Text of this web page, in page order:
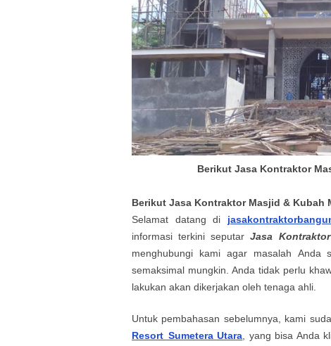
Berikut Jasa Kontraktor
Berikut Jasa Kontraktor Masjid & Kubah
Selamat datangdi
informasi terkini seputarJasa Kontraktor
menghubungi kami agar masalah Anda
semaksimal mungkin. Anda tidak perlu
lakukan akan dikerjakan oleh tenaga ahli.
Untuk pembahasan sebelumnya, kami
Resort Sumetera Utara , yang bisa Anda